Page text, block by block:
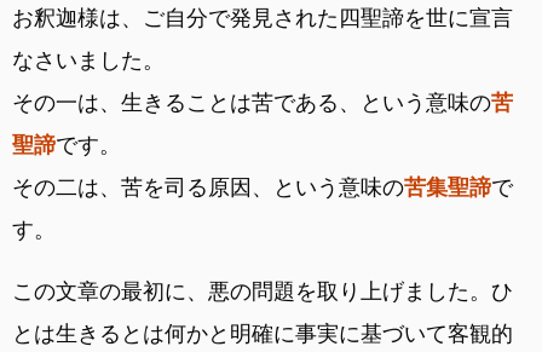
お釈迦様は、ご自分で発見された四聖諦を世に宣言
なさいました。
その一は、生きることは苦である、という意味の苦
聖諦です。
その二は、苦を司る原因、という意味の苦集聖諦で
す。
この文章の最初に、悪の問題を取り上げました。ひ
とは生きるとは何かと明確に事実に基づいて客観的